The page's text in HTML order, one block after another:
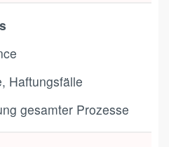
Haftungsfälle
gesamter Prozesse